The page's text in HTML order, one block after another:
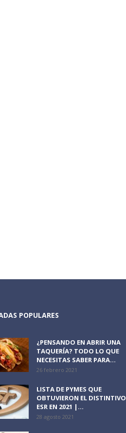
POPULARES
¿PENSANDO EN ABRIR UNA
TAQUERÍA? TODO LO QUE
NECESITAS SABER PARA...
26 febrero 2021
LISTA DE PYMES QUE
OBTUVIERON EL DISTINTIVO
ESR EN 2021 |...
28 agosto 2021